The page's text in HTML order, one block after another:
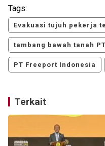
Tags:
Evakuasi tujuh pekerja
tambang bawah tanah
PT Freeport Indonesia
Terkait